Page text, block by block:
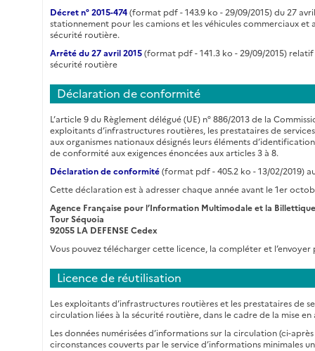
Décret n° 2015-474 (format pdf - 143.9 ko - 29/09/2015) du 27
stationnement pour les camions et les véhicules commerciaux
sécurité routière.
Arrêté du 27 avril 2015 (format pdf - 141.3 ko - 29/09/2015)
sécurité routière
Déclaration de conformité
L’article 9 du Règlement délégué (UE) n° 886/2013 de la
exploitants d’infrastructures routières, les prestataires de
aux organismes nationaux désignés leurs éléments
de conformité aux exigences énoncées aux articles 3 à 8.
Déclaration de conformité (format pdf - 405.2 ko - 13/02/2019)
Cette déclaration est à adresser chaque année avant le 1er
Agence Française pour l’Information Multimodale et la
Tour Séquoia
92055 LA DEFENSE Cedex
Vous pouvez télécharger cette licence, la compléter et
Licence de réutilisation
Les exploitants d’infrastructures routières et les prestataires de
circulation liées à la sécurité routière, dans le cadre de la mise
Les données numérisées d’informations sur la circulation (ci-
circonstances couverts par le service d’informations minimales